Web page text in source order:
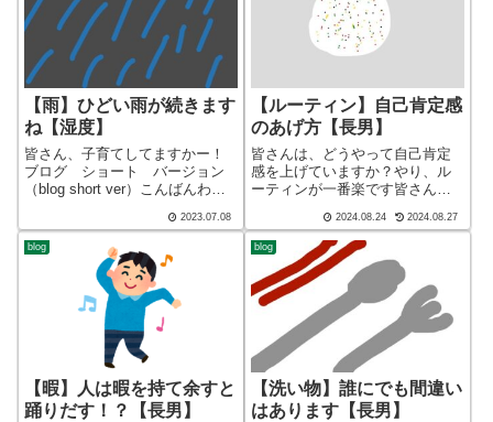
【雨】ひどい雨が続きます
ね【湿度】
皆さん、子育てしてますかー！
ブログ ショート バージョン
（blog short ver）こんばんわ、
いる ざぶ(@meitou_zabuton)で
す。わたしは40代でひとり親
（シンパパ）になり、手探り状
態のほぼワ...
2023.07.08
【ルーティン】自己肯定感
のあげ方【長男】
皆さんは、どうやって自己肯定
感を上げていますか？やり、ル
ーティンが一番楽です皆さん、
ショート バージョン（blog
short ver）こんばんわ、迷答座
布団ブログの運営をしているざ
ぶ(@meitou_zabut...
2024.08.24 2024.08.27
blog
【暇】人は暇を持て余すと
踊りだす！？【長男】
blog
【洗い物】誰にでも間違い
はあります【長男】